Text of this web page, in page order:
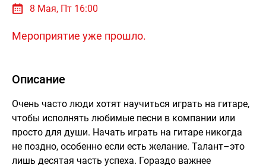
8 Мая, Пт 16:00
Мероприятие уже прошло.
Описание
Очень часто люди хотят научиться играть на гитаре,
чтобы исполнять любимые песни в компании или
просто для души. Начать играть на гитаре никогда
не поздно, особенно если есть желание. Талант–это
лишь десятая часть успеха. Гораздо важнее